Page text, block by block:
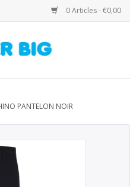
0 Articles - €0,00
PANTELON NOIR